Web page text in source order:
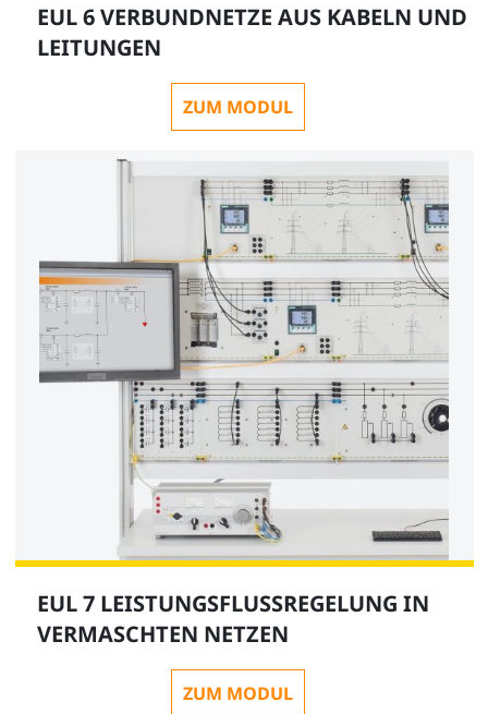
EUL 6 VERBUNDNETZE AUS KABELN UND
LEITUNGEN
ZUM MODUL
EUL 7 LEISTUNGSFLUSSREGELUNG IN
VERMASCHTEN NETZEN
ZUM MODUL